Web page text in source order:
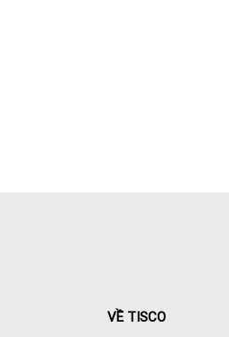
VỀ TISCO